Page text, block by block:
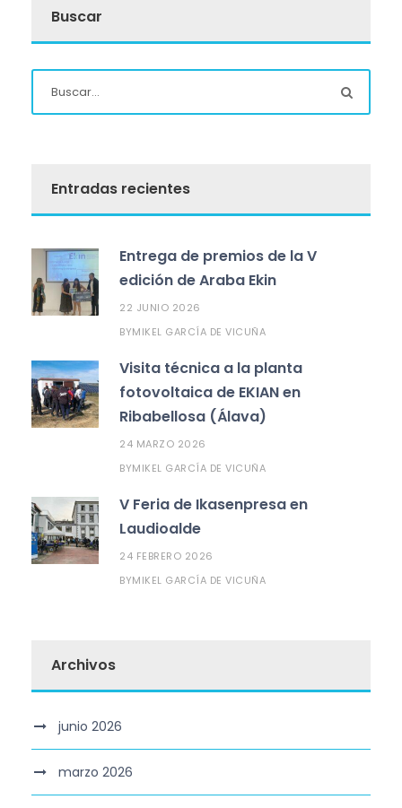
Buscar
Entradas recientes
Entrega de premios de la V
edición de Araba Ekin
22 JUNIO 2026
BYMIKEL GARCÍA DE VICUÑA
Visita técnica a la planta
fotovoltaica de EKIAN en
Ribabellosa (Álava)
24 MARZO 2026
BYMIKEL GARCÍA DE VICUÑA
V Feria de Ikasenpresa en
Laudioalde
24 FEBRERO 2026
BYMIKEL GARCÍA DE VICUÑA
Archivos
junio 2026
marzo 2026